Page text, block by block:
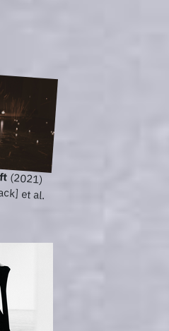
(2021)
et al.